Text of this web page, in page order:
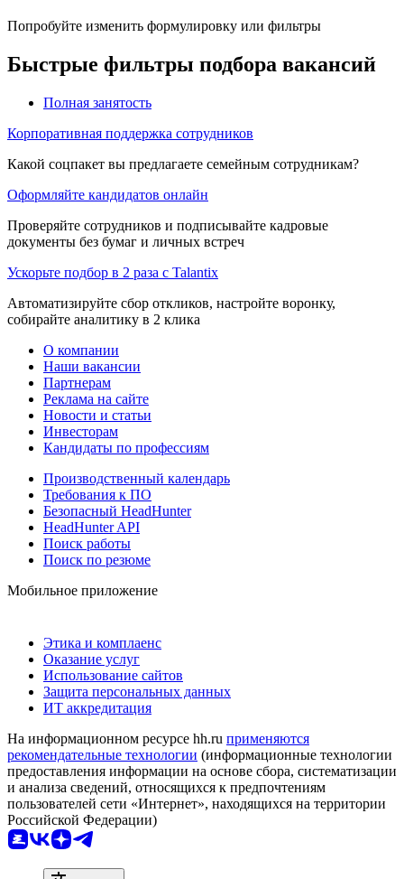
Попробуйте изменить формулировку или фильтры
Быстрые фильтры подбора вакансий
Полная занятость
Корпоративная поддержка сотрудников
Какой соцпакет вы предлагаете семейным сотрудникам?
Оформляйте кандидатов онлайн
Проверяйте сотрудников и подписывайте кадровые
документы без бумаг и личных встреч
Ускорьте подбор в 2 раза с Talantix
Автоматизируйте сбор откликов, настройте воронку,
собирайте аналитику в 2 клика
О компании
Наши вакансии
Партнерам
Реклама на сайте
Новости и статьи
Инвесторам
Кандидаты по профессиям
Производственный календарь
Требования к ПО
Безопасный HeadHunter
HeadHunter API
Поиск работы
Поиск по резюме
Мобильное приложение
Этика и комплаенс
Оказание услуг
Использование сайтов
Защита персональных данных
ИТ аккредитация
На информационном ресурсе hh.ru применяются
рекомендательные технологии (информационные технологии
предоставления информации на основе сбора, систематизации
и анализа сведений, относящихся к предпочтениям
пользователей сети «Интернет», находящихся на территории
Российской Федерации)